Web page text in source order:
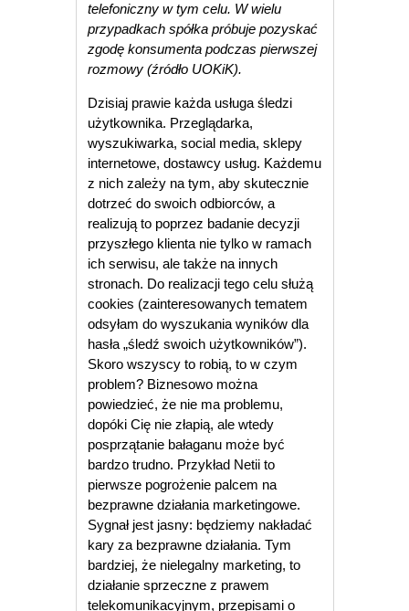
telefoniczny w tym celu. W wielu
przypadkach spółka próbuje pozyskać
zgodę konsumenta podczas pierwszej
rozmowy (źródło UOKiK).
Dzisiaj prawie każda usługa śledzi
użytkownika. Przeglądarka,
wyszukiwarka, social media, sklepy
internetowe, dostawcy usług. Każdemu
z nich zależy na tym, aby skutecznie
dotrzeć do swoich odbiorców, a
realizują to poprzez badanie decyzji
przyszłego klienta nie tylko w ramach
ich serwisu, ale także na innych
stronach. Do realizacji tego celu służą
cookies (zainteresowanych tematem
odsyłam do wyszukania wyników dla
hasła „śledź swoich użytkowników”).
Skoro wszyscy to robią, to w czym
problem? Biznesowo można
powiedzieć, że nie ma problemu,
dopóki Cię nie złapią, ale wtedy
posprzątanie bałaganu może być
bardzo trudno. Przykład Netii to
pierwsze pogrożenie palcem na
bezprawne działania marketingowe.
Sygnał jest jasny: będziemy nakładać
kary za bezprawne działania. Tym
bardziej, że nielegalny marketing, to
działanie sprzeczne z prawem
telekomunikacyjnym, przepisami o